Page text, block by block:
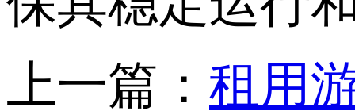
上一篇： 租用